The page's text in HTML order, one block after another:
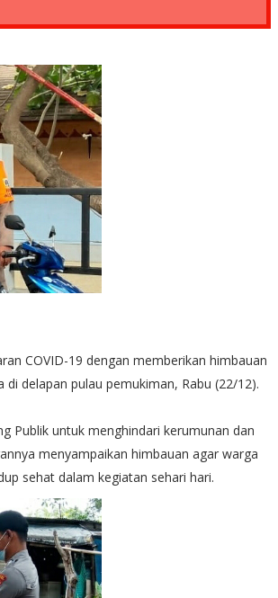
COVID-19 dengan memberikan himbauan
delapan pulau pemukiman, Rabu (22/12).
Publik untuk menghindari kerumunan dan
menyampaikan himbauan agar warga
sehat dalam kegiatan sehari hari.